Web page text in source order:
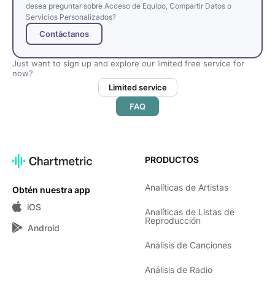
desea preguntar sobre Acceso de Equipo, Compartir Datos o
Servicios Personalizados?
Contáctanos
Just want to sign up and explore our limited free service for
now?
Limited service
FAQ
Obtén nuestra app
iOS
Android
PRODUCTOS
Analíticas de Artistas
Analíticas de Listas de
Reproducción
Análisis de Canciones
Análisis de Radio